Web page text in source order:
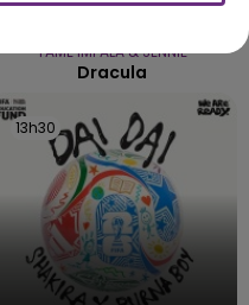
TAME IMPALA & JENNIE
Dracula
13h30
13h30